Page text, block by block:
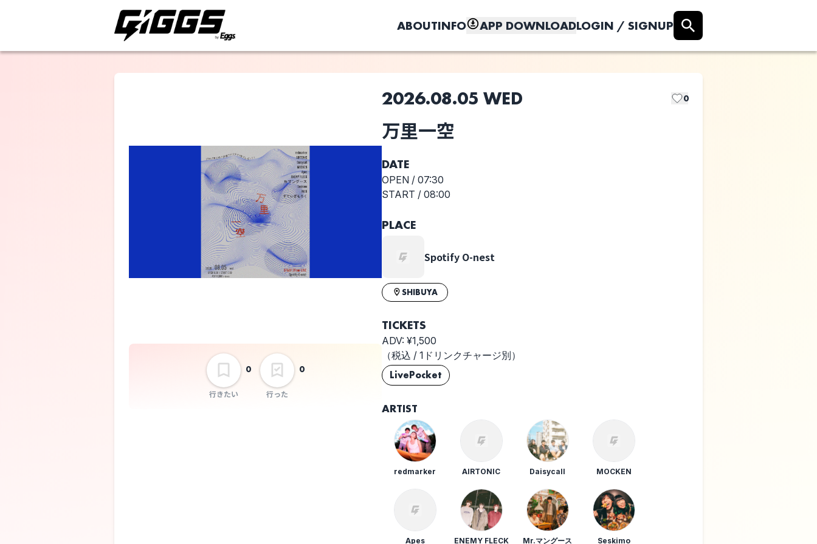
ABOUTINFO APP DOWNLOADLOGIN / SIGNUP
ライブ体験をもっと楽しく、もっと便利に。
行きたい
0
行った
0
redmarker AIRTONIC
ENEMY FLECK Mr.マングース
2026.08.05 WED 0
万里一空
DATE
OPEN / 07:30
START / 08:00
PLACE
Spotify O-nest
SHIBUYA
TICKETS
ADV: ¥1,500
（税込 / 1ドリンクチャージ別）
LivePocket
ARTIST
redmarker AIRTONIC Daisycall MOCKEN
Apes ENEMY FLECK Mr.マングース Seskimo
このライブの取り置きは終了しました